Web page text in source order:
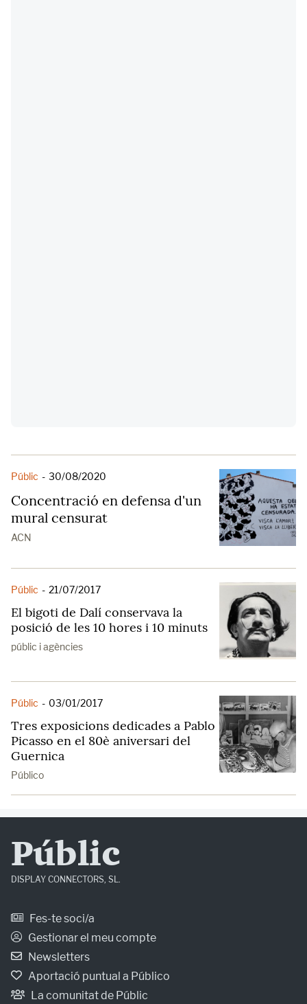
Públic - 30/08/2020
Concentració en defensa d'un
mural censurat
ACN
Públic - 21/07/2017
El bigoti de Dalí conservava la
posició de les 10 hores i 10 minuts
públic i agències
Públic - 03/01/2017
Tres exposicions dedicades a Pablo
Picasso en el 80è aniversari del
Guernica
Público
Públic
DISPLAY CONNECTORS, SL.
Fes-te soci/a
Gestionar el meu compte
Newsletters
Aportació puntual a Público
La comunitat de Públic